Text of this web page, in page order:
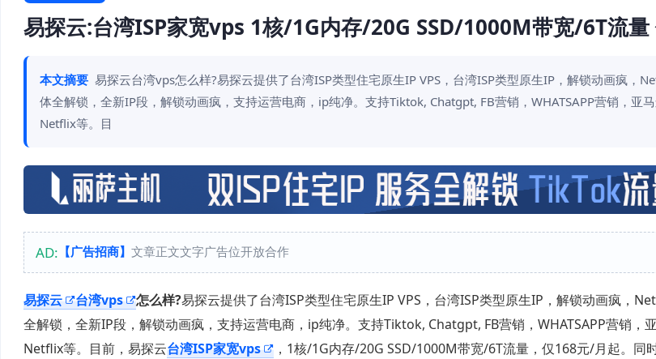
易探云:台湾ISP家宽vps 1核/1G内存/20G SSD/1000M带宽/6T流
本文摘要 易探云台湾vps怎么样?易探云提供了台湾ISP类型住宅原生IP VPS，台湾ISP类型原生IP，解锁动画疯，
体全解锁，全新IP段，解锁动画疯，支持运营电商，ip纯净。支持Tiktok, Chatgpt, FB营销，WHATSAPP营销，亚马
Netflix等。目
AD: 【广告招商】 文章正文文字广告位开放合作
易探云 台湾vps 怎么样?易探云提供了台湾ISP类型住宅原生IP VPS，台湾ISP类型原生IP，解锁动画疯，
全解锁，全新IP段，解锁动画疯，支持运营电商，ip纯净。支持Tiktok, Chatgpt, FB营销，WHATSAPP营销，
Netflix等。目前，易探云台湾ISP家宽vps
，1核/1G内存/20G SSD/1000M带宽/6T流量，仅168元/月起。同